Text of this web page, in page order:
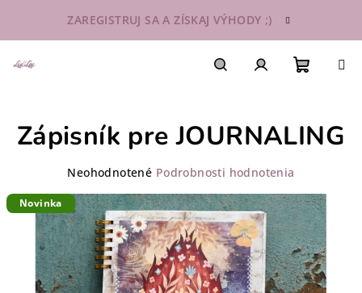
obsah
ZAREGISTRUJ SA A ZÍSKAJ VÝHODY ;)
košík
Zápisník pre JOURNALING
Priemerné
produktu
je
0,0
z
5
hviezdičiek.
Neohodnotené Podrobnosti hodnotenia
Novinka